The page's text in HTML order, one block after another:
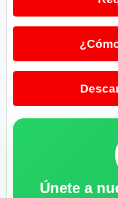
Únete a